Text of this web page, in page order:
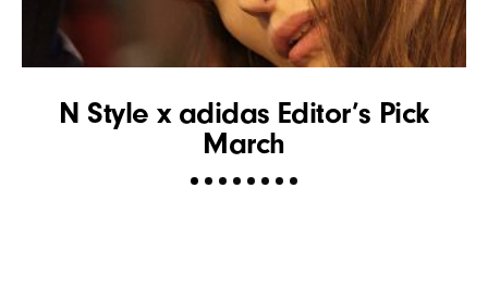
N Style x adidas Editor’s Pick
March